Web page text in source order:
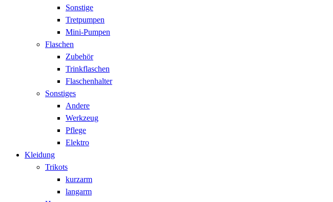
Sonstige
Tretpumpen
Mini-Pumpen
Flaschen
Zubehör
Trinkflaschen
Flaschenhalter
Sonstiges
Andere
Werkzeug
Pflege
Elektro
Kleidung
Trikots
kurzarm
langarm